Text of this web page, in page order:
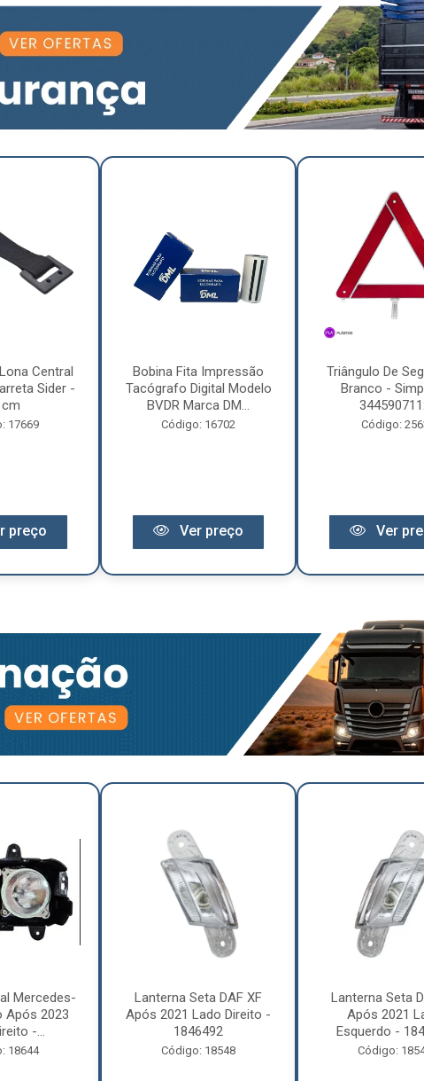
Central
Sider -
17669
preço
Bobina Fita Impressão
Tacógrafo Digital Modelo
BVDR Marca DM...
Código: 16702
Ver preço
Triângulo De
Branco -
Código:
Ver
Mercedes-
Após 2023
-...
18644
Lanterna Seta DAF XF
Após 2021 Lado Direito -
1846492
Código: 18548
Lanterna Seta
Após 2021
Esquerdo -
Código: